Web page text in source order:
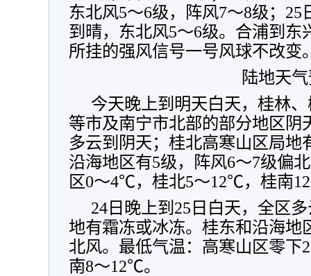
东北风5～6级，阵风7～8级；
到晴，东北风5～6级。合浦到东
所挂的强风信号一号风球不改变
陆地天
今天晚上到明天白天，桂林
等市及南宁市北部的部分地区阴
多云到阴天；桂北高寒山区局地
沿海地区有5级，阵风6～7级偏
区0～4℃，桂北5～12℃，桂南
24日晚上到25日白天，全区
地有霜冻或冰冻。桂东和沿海地
北风。最低气温：高寒山区零
南8～12℃。